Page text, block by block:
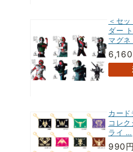
＜セ
ダー
マグ
カー
コレ
ライ …
990円